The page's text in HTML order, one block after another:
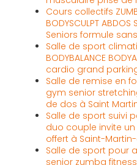
Cours collectifs
BODYSCULPT
Seniors formule
Salle de sport
BODYBALANCE
cardio grand
Salle de remise en
gym senior
de dos à Saint
Salle de sport suivi
duo couple invite
offert à Saint-
Salle de sport pour
senior zumba